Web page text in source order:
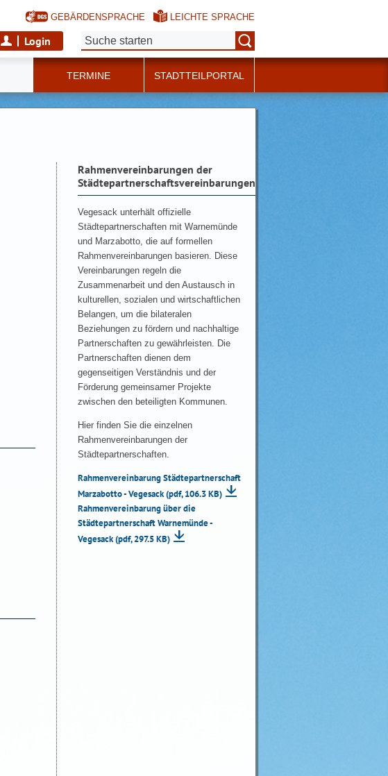
GEBÄRDENSPRACHE LEICHTE SPRACHE
Login Suche:
TERMINE STADTTEILPORTAL
Rahmenvereinbarungen der
Städtepartnerschaftsvereinbarungen
Vegesack unterhält offizielle
Städtepartnerschaften mit Warnemünde
und Marzabotto, die auf formellen
Rahmenvereinbarungen basieren. Diese
Vereinbarungen regeln die
Zusammenarbeit und den Austausch in
kulturellen, sozialen und wirtschaftlichen
Belangen, um die bilateralen
Beziehungen zu fördern und nachhaltige
Partnerschaften zu gewährleisten. Die
Partnerschaften dienen dem
gegenseitigen Verständnis und der
Förderung gemeinsamer Projekte
zwischen den beteiligten Kommunen.
Hier finden Sie die einzelnen
Rahmenvereinbarungen der
Städtepartnerschaften.
Rahmenvereinbarung Städtepartnerschaft
Marzabotto - Vegesack(pdf, 106.3 KB)
Rahmenvereinbarung über die
Städtepartnerschaft Warnemünde -
Vegesack(pdf, 297.5 KB)